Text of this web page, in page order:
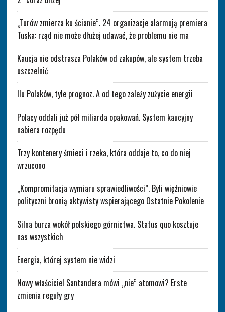
„Turów zmierza ku ścianie”. 24 organizacje alarmują premiera
Tuska: rząd nie może dłużej udawać, że problemu nie ma
Kaucja nie odstrasza Polaków od zakupów, ale system trzeba
uszczelnić
Ilu Polaków, tyle prognoz. A od tego zależy zużycie energii
Polacy oddali już pół miliarda opakowań. System kaucyjny
nabiera rozpędu
Trzy kontenery śmieci i rzeka, która oddaje to, co do niej
wrzucono
„Kompromitacja wymiaru sprawiedliwości”. Byli więźniowie
polityczni bronią aktywisty wspierającego Ostatnie Pokolenie
Silna burza wokół polskiego górnictwa. Status quo kosztuje
nas wszystkich
Energia, której system nie widzi
Nowy właściciel Santandera mówi „nie” atomowi? Erste
zmienia reguły gry